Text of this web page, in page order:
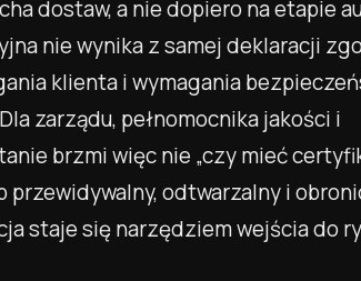
dostaw, a nie dopiero na etapie
nie wynika z samej deklaracji
klienta i wymagania
zarządu, pełnomocnika jakości i
brzmi więc nie „czy mieć
przewidywalny, odtwarzalny i
staje się narzędziem wejścia do